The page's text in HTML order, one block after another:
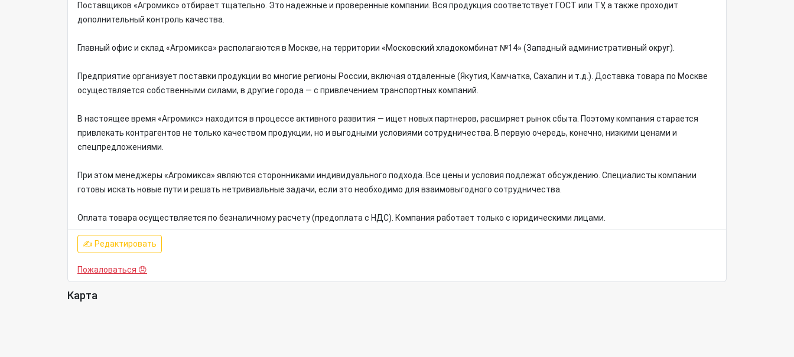
Поставщиков «Агромикс» отбирает тщательно. Это надежные и проверенные компании. Вся продукция соответствует ГОСТ или ТУ, а также проходит
дополнительный контроль качества.
Главный офис и склад «Агромикса» располагаются в Москве, на территории «Московский хладокомбинат №14» (Западный административный округ).
Предприятие организует поставки продукции во многие регионы России, включая отдаленные (Якутия, Камчатка, Сахалин и т.д.). Доставка товара по Москве
осуществляется собственными силами, в другие города — с привлечением транспортных компаний.
В настоящее время «Агромикс» находится в процессе активного развития — ищет новых партнеров, расширяет рынок сбыта. Поэтому компания старается
привлекать контрагентов не только качеством продукции, но и выгодными условиями сотрудничества. В первую очередь, конечно, низкими ценами и
спецпредложениями.
При этом менеджеры «Агромикса» являются сторонниками индивидуального подхода. Все цены и условия подлежат обсуждению. Специалисты компании
готовы искать новые пути и решать нетривиальные задачи, если это необходимо для взаимовыгодного сотрудничества.
Оплата товара осуществляется по безналичному расчету (предоплата с НДС). Компания работает только с юридическими лицами.
✍ Редактировать
Пожаловаться 😞
Карта